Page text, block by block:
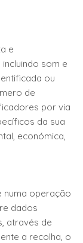
e
som e
ou
de
por via
da sua
económica,
numa operação
dados
através de
a recolha, o